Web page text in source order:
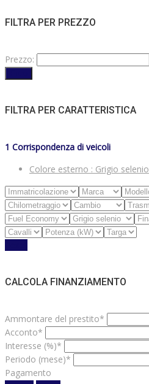
FILTRA PER PREZZO
Prezzo:
FILTRA PER CARATTERISTICA
1 Corrispondenza di veicoli
Colore esterno : Grigio selenio
CALCOLA FINANZIAMENTO
Ammontare del prestito*
Acconto*
Interesse (%)*
Periodo (mese)*
Pagamento